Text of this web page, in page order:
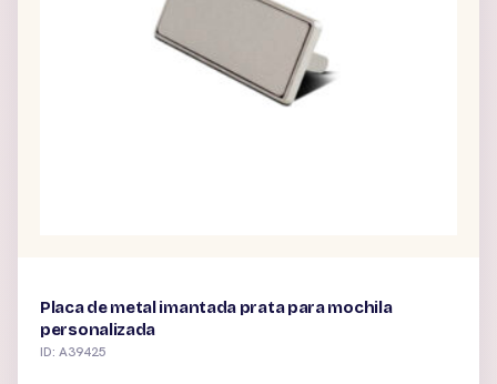
Placa de metal imantada prata para mochila
personalizada
ID: A39425